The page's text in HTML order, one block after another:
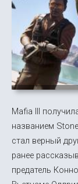
Mafia III
названием
стал верный
ранее
предатель